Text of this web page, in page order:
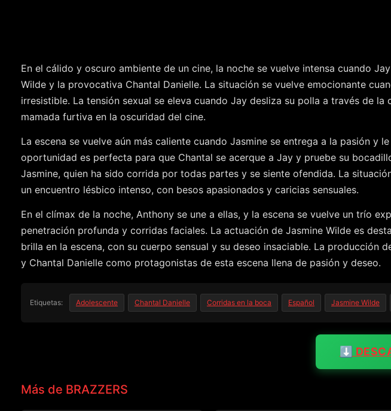
En el cálido y oscuro ambiente de un cine, la noche se vuelve intensa cuando
Wilde y la provocativa Chantal Danielle. La situación se vuelve emocionante
irresistible. La tensión sexual se eleva cuando Jay desliza su polla a través de
mamada furtiva en la oscuridad del cine.
La escena se vuelve aún más caliente cuando Jasmine se entrega a la pasión y
oportunidad es perfecta para que Chantal se acerque a Jay y pruebe su
Jasmine, quien ha sido corrida por todas partes y se siente ofendida. La
un encuentro lésbico intenso, con besos apasionados y caricias sensuales.
En el clímax de la noche, Anthony se une a ellas, y la escena se vuelve un trío
penetración profunda y corridas faciales. La actuación de Jasmine Wilde es
brilla en la escena, con su cuerpo sensual y su deseo insaciable. La producción
y Chantal Danielle como protagonistas de esta escena llena de pasión y deseo.
Etiquetas: Adolescente Chantal Danielle Corridas en la boca Español Jasmine Wilde
⬇️
Más de BRAZZERS